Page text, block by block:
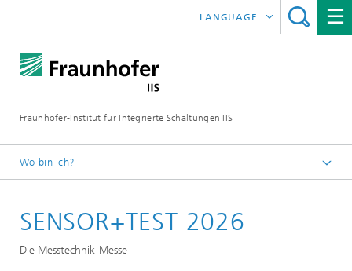
Fraunhofer-Institut für Integrierte Schaltungen IIS
LANGUAGE
中文
Wo bin ich?
Messen / Events
SENSOR+TEST 2026
Die Messtechnik-Messe